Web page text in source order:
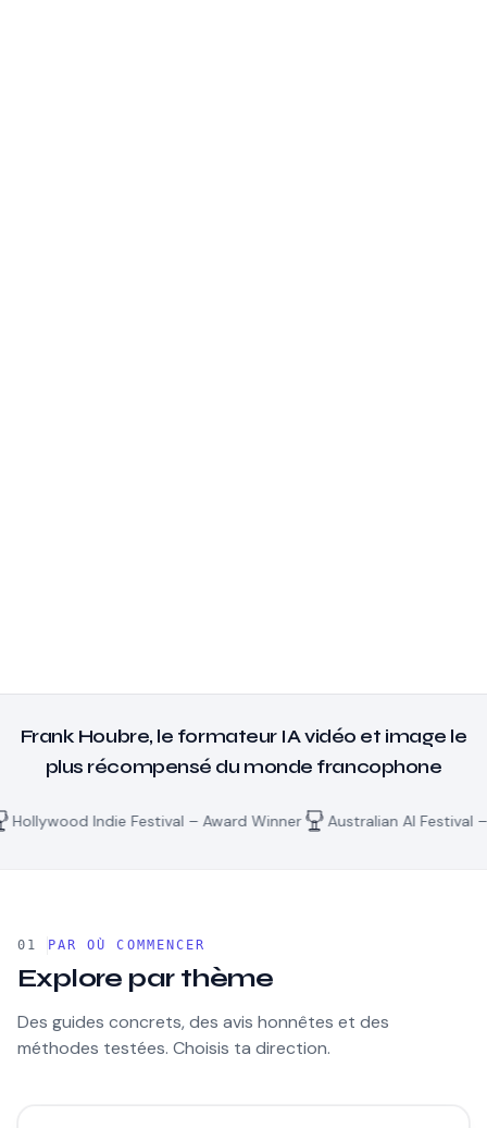
Frank Houbre, le formateur IA vidéo et image le
plus récompensé du monde francophone
Indie Festival – Award Winner Australian AI Festival – Award
PAR OÙ COMMENCER
Explore par thème
Des guides concrets, des avis honnêtes et des
méthodes testées. Choisis ta direction.